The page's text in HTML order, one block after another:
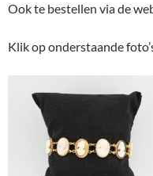
Ook te bestellen via de
Klik op onderstaande